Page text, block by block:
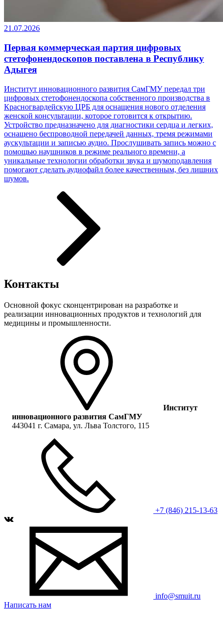
21.07.2026
Первая коммерческая партия цифровых
стетофонендоскопов поставлена в Республику
Адыгея
Институт инновационного развития СамГМУ передал три
цифровых стетофонендоскопа собственного производства в
Красногвардейскую ЦРБ для оснащения нового отделения
женской консультации, которое готовится к открытию.
Устройство предназначено для диагностики сердца и легких,
оснащено беспроводной передачей данных, тремя режимами
аускультации и записью аудио. Прослушивать запись можно с
помощью наушников в режиме реального времени, а
уникальные технологии обработки звука и шумоподавления
помогают сделать аудиофайл более качественным, без лишних
шумов.
Контакты
Основной фокус сконцентрирован на разработке и
реализации инновационных продуктов и технологий для
медицины и промышленности.
Институт
инновационного развития СамГМУ
443041 г. Самара, ул. Льва Толстого, 115
+7 (846) 215-13-63
info@smuit.ru
Написать нам